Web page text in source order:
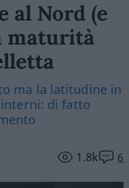
al Nord (e
maturità
ma la latitudine in
di fatto
1.8k 6